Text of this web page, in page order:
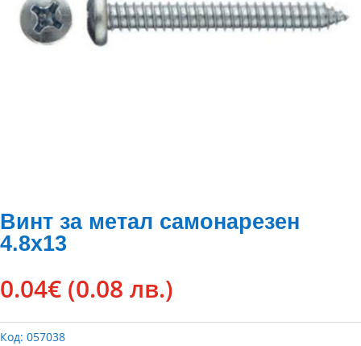
Винт за метал самонарезен
4.8х13
0.04€ (0.08 лв.)
Код: 057038